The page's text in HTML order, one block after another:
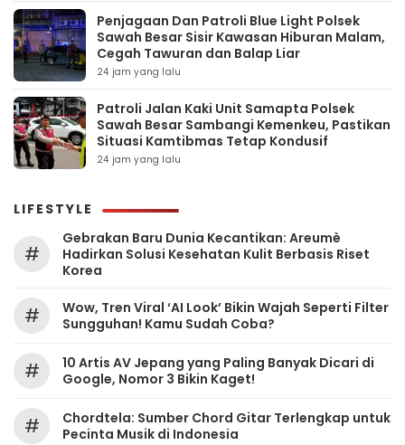
Penjagaan Dan Patroli Blue Light Polsek
Sawah Besar Sisir Kawasan Hiburan Malam,
Cegah Tawuran dan Balap Liar
24 jam yang lalu
Patroli Jalan Kaki Unit Samapta Polsek
Sawah Besar Sambangi Kemenkeu, Pastikan
Situasi Kamtibmas Tetap Kondusif
24 jam yang lalu
LIFESTYLE
#
Gebrakan Baru Dunia Kecantikan: Areumè
Hadirkan Solusi Kesehatan Kulit Berbasis Riset
Korea
#
Wow, Tren Viral ‘AI Look’ Bikin Wajah Seperti Filter
Sungguhan! Kamu Sudah Coba?
#
10 Artis AV Jepang yang Paling Banyak Dicari di
Google, Nomor 3 Bikin Kaget!
#
Chordtela: Sumber Chord Gitar Terlengkap untuk
Pecinta Musik di Indonesia